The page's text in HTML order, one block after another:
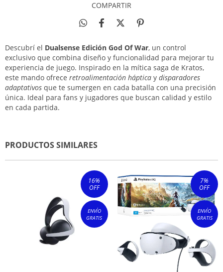
COMPARTIR
Descubrí el Dualsense Edición God Of War, un control
exclusivo que combina diseño y funcionalidad para mejorar tu
experiencia de juego. Inspirado en la mítica saga de Kratos,
este mando ofrece retroalimentación háptica y disparadores
adaptativos que te sumergen en cada batalla con una precisión
única. Ideal para fans y jugadores que buscan calidad y estilo
en cada partida.
PRODUCTOS SIMILARES
16%
OFF
ENVÍO
GRATIS
7%
OFF
ENVÍO
GRATIS